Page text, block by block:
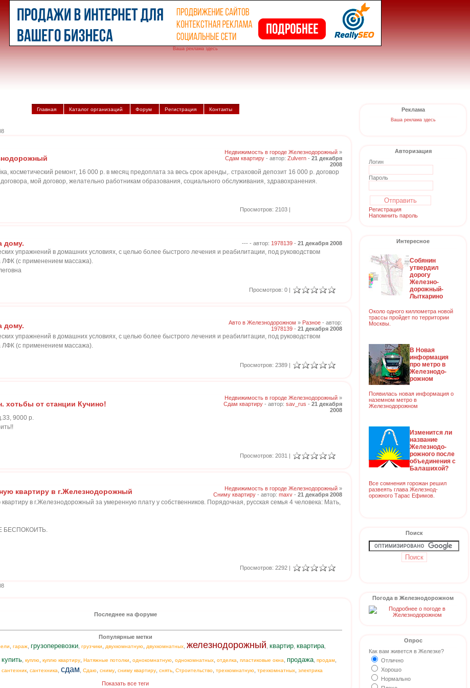
Ваша реклама здесь
Главная Каталог организаций Форум Регистрация Контакты
Недвижимость в городе Железнодорожный »
Сдам квартиру - автор: Zulvern - 21 декабря
2008
косметический ремонт, 16 000 р. в месяц предоплата за весь срок аренды,. страховой депозит 16 000 р. договор
мой договор, желательно работникам образования, социального обслуживания, здравохранения.
Просмотров: 2103 |
дому. --- - автор: 1978139 - 21 декабря 2008
упражнений в домашних условиях, с целью более быстрого лечения и реабилитации, под руководством
ЛФК (с применением массажа).
Просмотров: 0 |
дому. Авто в Железнодорожном » Разное - автор:
1978139 - 21 декабря 2008
упражнений в домашних условиях, с целью более быстрого лечения и реабилитации, под руководством
ЛФК (с применением массажа).
Просмотров: 2389 |
хотьбы от станции Кучино!
Недвижимость в городе Железнодорожный »
Сдам квартиру - автор: sav_rus - 21 декабря
2008
9000 р.
Просмотров: 2031 |
квартиру в г.Железнодорожный Недвижимость в городе Железнодорожный »
Сниму квартиру - автор: maxv - 21 декабря 2008
в г.Железнодорожный за умеренную плату у собственников. Порядочная, русская семья 4 человека: Мать,
БЕСПОКОИТЬ.
Просмотров: 2292 |
Последнее на форуме
Популярные метки
гараж, грузоперевозки, грузчики двухкомнатную двухкомнатных, железнодорожный квартир, квартира,
купить куплю куплю квартиру Натяжные потолки однокомнатную однокомнатных отделка пластиковые окна продажа продам
сантехник сантехника сдам Сдаю сниму сниму квартиру снять Строительство трехкомнатную трехкомнатных электрика
Показать все теги
Реклама
Ваша реклама здесь
Авторизация
Логин
Пароль
Регистрация
Напомнить пароль
Интересное
Собянин
утвердил
дорогу
Железно-
дорожный-
Лыткарино
Около одного киллометра новой
трассы пройдет по территории
Москвы.
В Новая
информация
про метро в
Железнодо-
рожном
Появилась новая информация о
наземном метро в
Железнодорожном
Изменится ли
название
Железнодо-
рожного после
объединения с
Балашихой?
Все сомнения горожан решил
развеять глава Железнод-
орожного Тарас Ефимов.
Поиск
Погода в Железнодорожном
Опрос
Как вам живется в Железке?
Отлично
Хорошо
Нормально